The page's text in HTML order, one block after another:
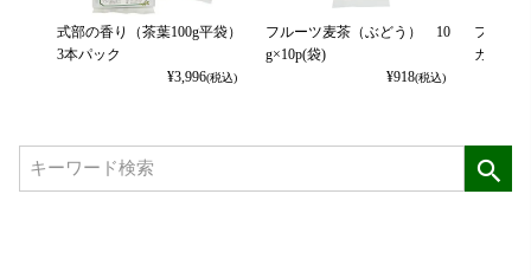
式部の香り（茶葉100g平袋）
3本パック
¥3,996(税込)
フルーツ麦茶（ぶどう） 10
g×10p(袋)
¥918(税込)
フルー
カット